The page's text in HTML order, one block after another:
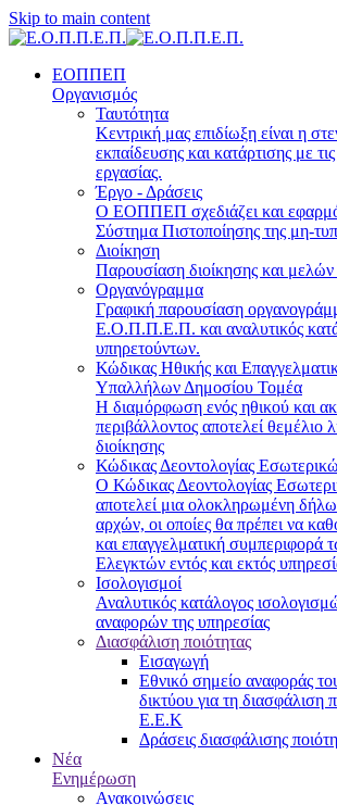
Skip to main content
ΕΟΠΠΕΠ
Οργανισμός
Ταυτότητα
Κεντρική μας επιδίωξη είναι η
εκπαίδευσης και κατάρτισης με
εργασίας.
Έργο - Δράσεις
Ο ΕΟΠΠΕΠ σχεδιάζει και
Σύστημα Πιστοποίησης της μη-
Διοίκηση
Παρουσίαση διοίκησης και
Οργανόγραμμα
Γραφική παρουσίαση
Ε.Ο.Π.Π.Ε.Π. και αναλυτικός
υπηρετούντων.
Κώδικας Ηθικής και
Υπαλλήλων Δημοσίου Τομέα
Η διαμόρφωση ενός ηθικού και
περιβάλλοντος αποτελεί θεμέλιο
διοίκησης
Κώδικας Δεοντολογίας
Ο Κώδικας Δεοντολογίας
αποτελεί μια ολοκληρωμένη
αρχών, οι οποίες θα πρέπει να
και επαγγελματική συμπεριφορά
Ελεγκτών εντός και εκτός
Ισολογισμοί
Αναλυτικός κατάλογος
αναφορών της υπηρεσίας
Διασφάλιση ποιότητας
Εισαγωγή
Εθνικό σημείο αναφοράς
δικτύου για τη διασφάλιση
Ε.Ε.Κ
Δράσεις διασφάλισης
Νέα
Ενημέρωση
Ανακοινώσεις